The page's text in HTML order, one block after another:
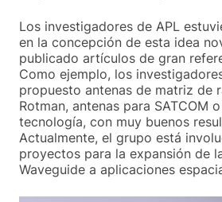
Los investigadores de APL
en la concepción de esta idea
publicado artículos de gran
Como ejemplo, los
propuesto antenas de matriz de
Rotman, antenas para SATCOM
tecnología, con muy buenos
Actualmente, el grupo está
proyectos para la expansión de
Waveguide a aplicaciones